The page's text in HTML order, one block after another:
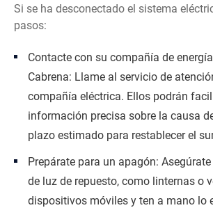
Si se ha desconectado el sistema
pasos:
Contacte con su compañía de
Cabrena: Llame al servicio de
compañía eléctrica. Ellos podrán
información precisa sobre la causa
plazo estimado para restablecer el
Prepárate para un apagón:
de luz de repuesto, como linternas o
dispositivos móviles y ten a mano lo